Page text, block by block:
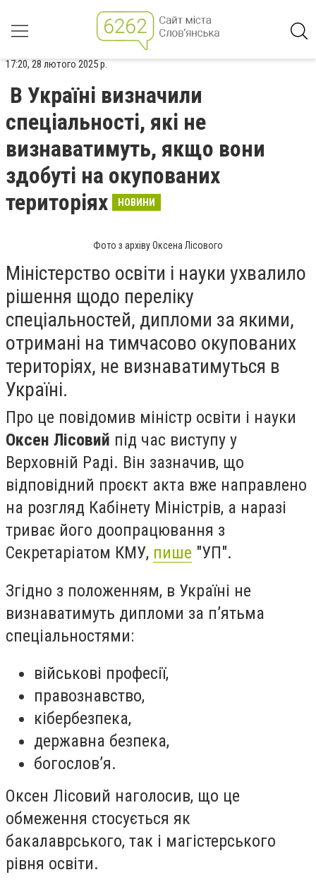
17:20, 28 лютого 2025 р.
В Україні визначили
спеціальності, які не
визнаватимуть, якщо вони
здобуті на окупованих
територіях
НОВИНИ
Фото з архіву Оксена Лісового
Міністерство освіти і науки ухвалило
рішення щодо переліку
спеціальностей, дипломи за якими,
отримані на тимчасово окупованих
територіях, не визнаватимуться в
Україні.
Про це повідомив міністр освіти і науки
Оксен Лісовий під час виступу у
Верховній Раді. Він зазначив, що
відповідний проєкт акта вже направлено
на розгляд Кабінету Міністрів, а наразі
триває його доопрацювання з
Секретаріатом КМУ, пише "УП".
Згідно з положенням, в Україні не
визнаватимуть дипломи за п’ятьма
спеціальностями:
військові професії,
правознавство,
кібербезпека,
державна безпека,
богослов’я.
Оксен Лісовий наголосив, що це
обмеження стосується як
бакалаврського, так і магістерського
рівня освіти.